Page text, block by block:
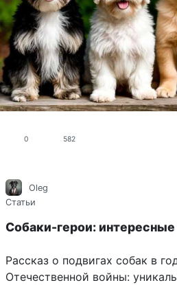
0 582
Oleg
Статьи
Собаки-герои:
Рассказ о подвигах собак в
Отечественной войны: